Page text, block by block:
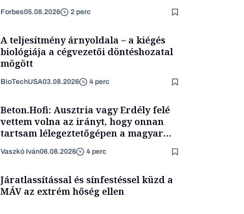
Forbes05.08.2026 2 perc
A teljesítmény árnyoldala – a kiégés
biológiája a cégvezetői döntéshozatal
mögött
BioTechUSA03.08.2026 4 perc
Beton.Hofi: Ausztria vagy Erdély felé
vettem volna az irányt, hogy onnan
tartsam lélegeztetőgépen a magyar
Vaszkó Iván06.08.2026 4 perc
Járatlassítással és sínfestéssel küzd a
MÁV az extrém hőség ellen